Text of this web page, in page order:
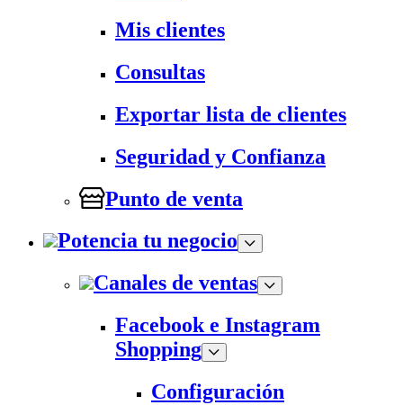
Mis clientes
Consultas
Exportar lista de clientes
Seguridad y Confianza
Punto de venta
Potencia tu negocio
Canales de ventas
Facebook e Instagram
Shopping
Configuración